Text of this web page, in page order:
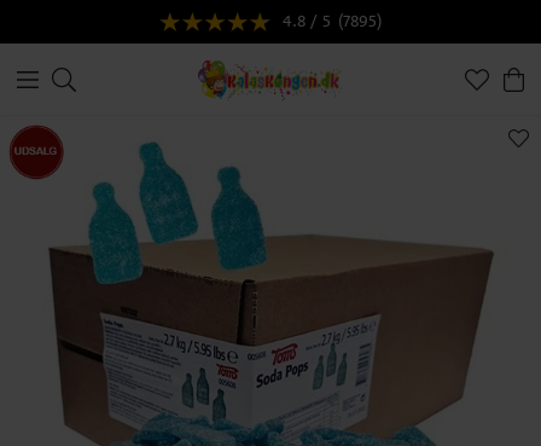
4.8 / 5 (7895)